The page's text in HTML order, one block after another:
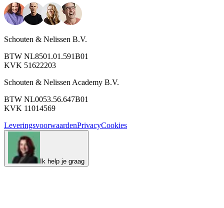
Schouten & Nelissen B.V.
BTW NL8501.01.591B01
KVK 51622203
Schouten & Nelissen Academy B.V.
BTW NL0053.56.647B01
KVK 11014569
LeveringsvoorwaardenPrivacyCookies
Ik help je graag